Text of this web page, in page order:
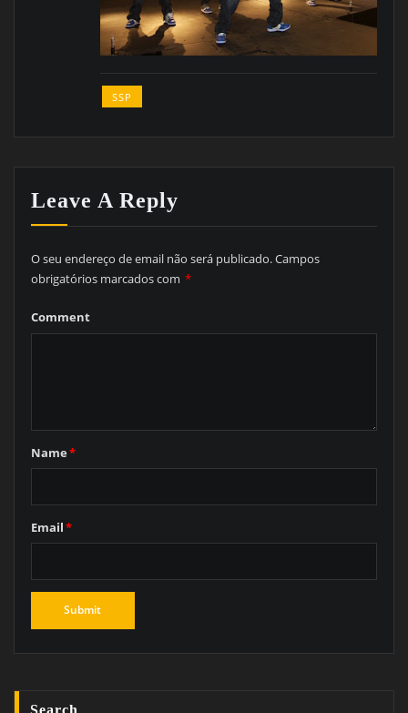
SSP
Leave A Reply
O seu endereço de email não será publicado.Campos
obrigatórios marcados com *
Comment
Name*
Email*